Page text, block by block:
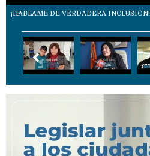
¡HABLAME DE VERDADERA INCLUSIÓN!